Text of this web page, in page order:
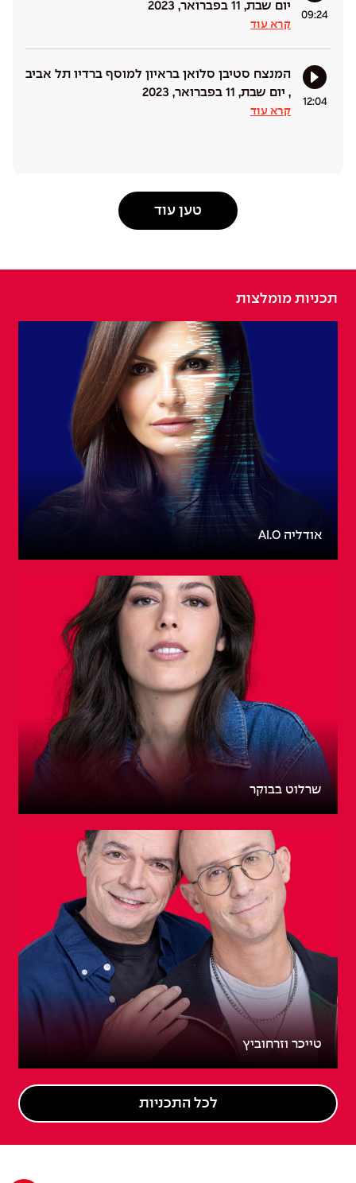
09:24
יום שבת, 11 בפברואר, 2023
קרא עוד
12:04
המנצח סטיבן סלואן בראיון למוסף ברדיו תל אביב
, יום שבת, 11 בפברואר, 2023
קרא עוד
טען עוד
תכניות מומלצות
אודליה AI.O
שרלוט בבוקר
טייכר וזרחוביץ
לכל התכניות